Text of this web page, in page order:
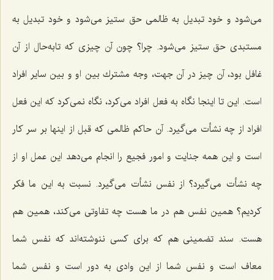
می‌شود و خود تبدیل به ظالمی حق ستیز می‌شود و خود تبدیل به
مستبدی حق ستیز می‌شود. چرا؟ چون آن چیزی كه تابه‌حال از آن
غافل بود، آن چیز در آن جهت، وجه مشترك بین او و بین سایر افراد
است. این تا اینجا نگاه به فعل افراد می‌كرد، نگاه نمی‌كرد كه این فعل
افراد از چه نشأت می‌گیرد. آن حاكم ظالمی كه قبل از اینها بر سر كار
است و این همه جنایت و امور فجیع را انجام می‌دهد این عمل او از
چه نشأت می‌گیرد؟ از نفس نشأت می‌گیرد. نسبت به این ما فكر
كردیم؟ همین نفس هم در ما هست چه تفاوتی می‌كند، همین هم
هست. سند تضمینی هم كه برای كسی ننوشته‌اند كه نفس شما
معاف است و نفس شما از این وادی به دور است و نفس شما